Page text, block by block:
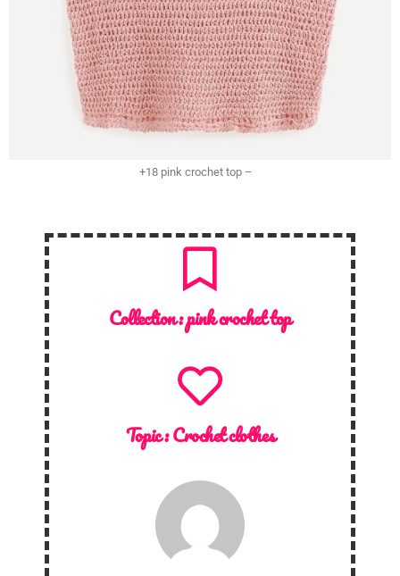
+18 pink crochet top –
Collection :pink crochet top
Topic :Crochet clothes